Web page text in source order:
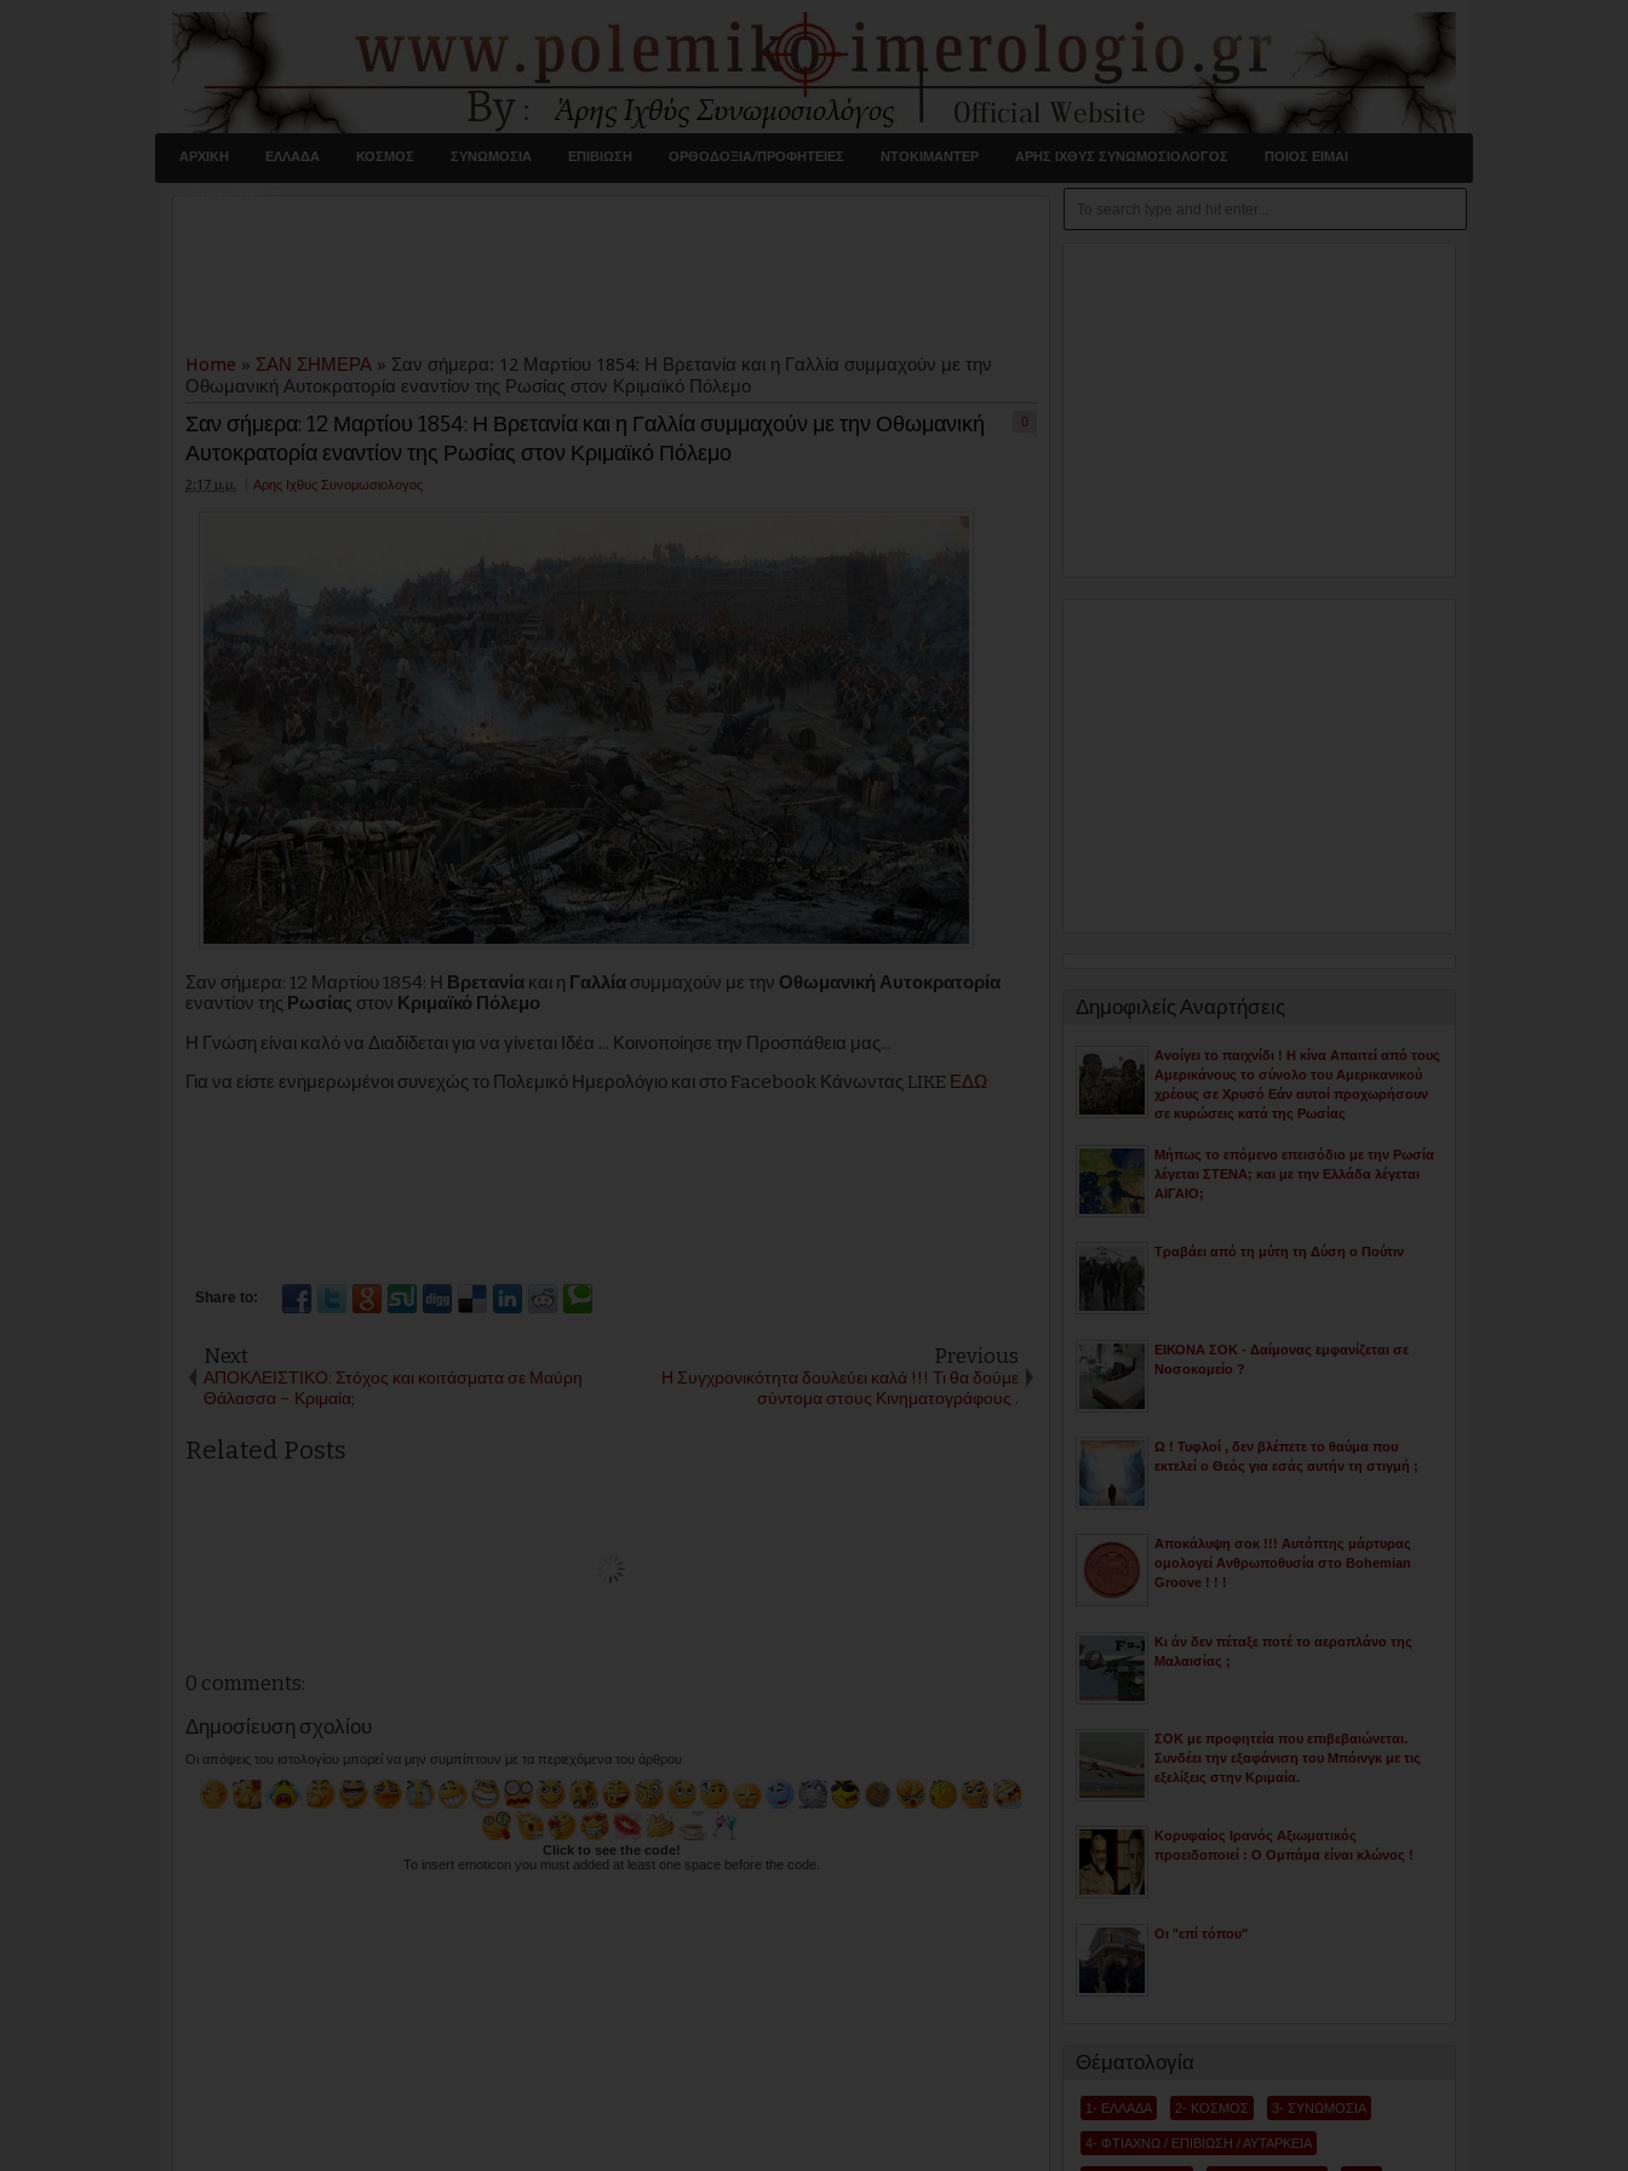
ΑΡΧΙΚΗ ΕΛΛΑΔΑ ΚΟΣΜΟΣ ΣΥΝΩΜΟΣΙΑ ΕΠΙΒΙΩΣΗ ΟΡΘΟΔΟΞΙΑ/ΠΡΟΦΗΤΕΙΕΣ ΝΤΟΚΙΜΑΝΤΕΡ ΑΡΗΣ ΙΧΘΥΣ ΣΥΝΩΜΟΣΙΟΛΟΓΟΣ ΠΟΙΟΣ ΕΙΜΑΙ
Home » ΣΑΝ ΣΗΜΕΡΑ » Σαν σήμερα: 12 Μαρτίου 1854: Η Βρετανία και η Γαλλία συμμαχούν με την
Οθωμανική Αυτοκρατορία εναντίον της Ρωσίας στον Κριμαϊκό Πόλεμο
Σαν σήμερα: 12 Μαρτίου 1854: Η Βρετανία και η Γαλλία συμμαχούν με την Οθωμανική
Αυτοκρατορία εναντίον της Ρωσίας στον Κριμαϊκό Πόλεμο
2:17 μ.μ. Αρης Ιχθυς Συνομωσιολογος
0
Σαν σήμερα: 12 Μαρτίου 1854: Η Βρετανία και η Γαλλία συμμαχούν με την Οθωμανική Αυτοκρατορία
εναντίον της Ρωσίας στον Κριμαϊκό Πόλεμο
Η Γνώση είναι καλό να Διαδίδεται για να γίνεται Ιδέα ... Κοινοποίησε την Προσπάθεια μας...
Για να είστε ενημερωμένοι συνεχώς το Πολεμικό Ημερολόγιο και στο Facebook Κάνωντας LIKE ΕΔΩ
Next
ΑΠΟΚΛΕΙΣΤΙΚΟ: Στόχος και κοιτάσματα σε Μαύρη
Θάλασσα – Κριμαία;
Previous
Η Συγχρονικότητα δουλεύει καλά !!! Τι θα δούμε
σύντομα στους Κινηματογράφους .
Related Posts
0 comments:
Δημοσίευση σχολίου
Οι απόψεις του ιστολογίου μπορεί να μην συμπίπτουν με τα περιεχόμενα του άρθρου
Click to see the code!
To insert emoticon you must added at least one space before the code.
Δημοφιλείς Αναρτήσεις
Ανοίγει το παιχνίδι ! Η κίνα Απαιτεί από τους
Αμερικάνους το σύνολο του Αμερικανικού
χρέους σε Χρυσό Εάν αυτοί προχωρήσουν
σε κυρώσεις κατά της Ρωσίας
Μήπως το επόμενο επεισόδιο με την Ρωσία
λέγεται ΣΤΕΝΑ; και με την Ελλάδα λέγεται
ΑΙΓΑΙΟ;
Τραβάει από τη μύτη τη Δύση ο Πούτιν
ΕΙΚΟΝΑ ΣΟΚ - Δαίμονας εμφανίζεται σε
Νοσοκομείο ?
Ω ! Τυφλοί , δεν βλέπετε το θαύμα που
εκτελεί ο Θεός για εσάς αυτήν τη στιγμή ;
Αποκάλυψη σοκ !!! Αυτόπτης μάρτυρας
ομολογεί Ανθρωποθυσία στο Bohemian
Groove ! ! !
Κι άν δεν πέταξε ποτέ το αεροπλάνο της
Μαλαισίας ;
ΣΟΚ με προφητεία που επιβεβαιώνεται.
Συνδέει την εξαφάνιση του Μπόινγκ με τις
εξελίξεις στην Κριμαία.
Κορυφαίος Ιρανός Αξιωματικός
προειδοποιεί : Ο Ομπάμα είναι κλώνος !
Οι "επί τόπου"
Θέματολογία
1- ΕΛΛΑΔΑ 2- ΚΟΣΜΟΣ 3- ΣΥΝΩΜΟΣΙΑ
4- ΦΤΙΑΧΝΩ / ΕΠΙΒΙΩΣΗ / ΑΥΤΑΡΚΕΙΑ